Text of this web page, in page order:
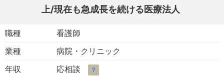
上/現在も急成長を続ける医療法人
職種
看護師
業種
病院・クリニック
年収
応相談 ？